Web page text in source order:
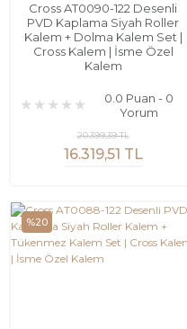
Cross AT0090-122 Desenli
PVD Kaplama Siyah Roller
Kalem + Dolma Kalem Set |
Cross Kalem | İsme Özel
Kalem
0.0 Puan - 0
Yorum
16.319,51 TL
20.399,39 TL
%20